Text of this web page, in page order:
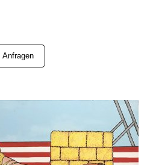
Anfragen